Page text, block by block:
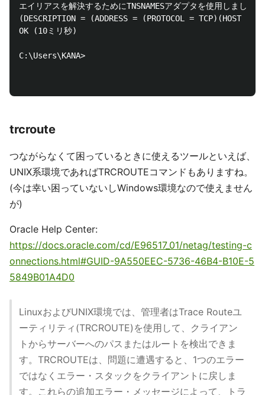
エイリアスを解決するためにTNSNAMESアダプタを使用しました。
(DESCRIPTION = (ADDRESS = (PROTOCOL = TCP)(HOST
OK (10ミリ秒)
C:\Users\KANA>
trcroute
つながらなくて困っているときに使えるツールといえば、
UNIX系環境であればTRCROUTEコマンドもありますね。
(今は幸い困っていないしWindows環境なので使えません
が)
Oracle Help Center:
https://docs.oracle.com/cd/E96517_01/netag/testing-c
onnections.html#GUID-9A550EEC-5736-46B4-B10E-5
5849B01A4D0
LinuxおよびUNIX環境では、管理者はTrace Routeユ
ーティリティ(TRCROUTE)を使用して、クライアン
トからサーバーへのパスまたはルートを検出できま
す。TRCROUTEは、問題に遭遇すると、1つのエラー
ではなくエラー・スタックをクライアントに戻しま
す。これらの追加エラー・メッセージによって、トラ